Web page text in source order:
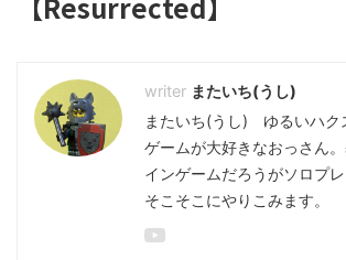
またいち(うし)
またいち(うし) ゆるいハク
ゲームが大好きなおっさん
インゲームだろうがソロプ
そこそこにやりこみます。